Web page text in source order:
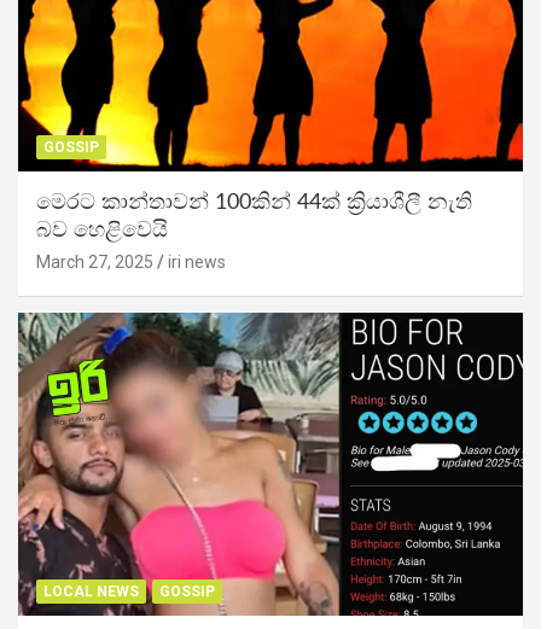
GOSSIP
මෙරට කාන්තාවන් 100කින් 44ක් ක්‍රියාශීලී නැති
බව හෙළිවෙයි
March 27, 2025 iri news
LOCAL NEWS GOSSIP